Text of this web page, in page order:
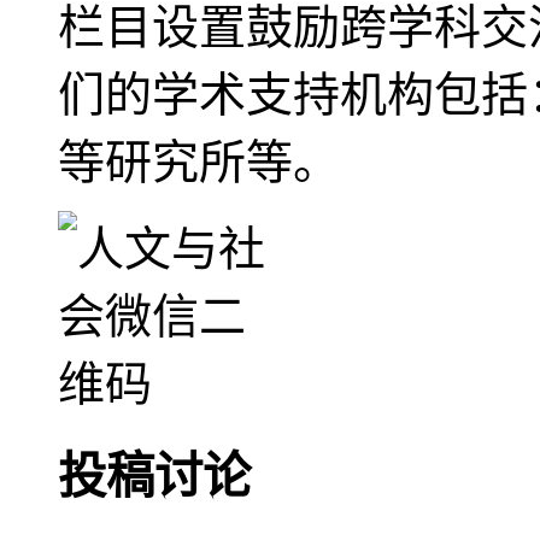
栏目设置鼓励跨学科
们的学术支持机构包
等研究所等。
投稿讨论